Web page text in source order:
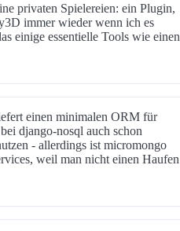
privaten Spielereien: ein Plugin,
immer wieder wenn ich es
einige essentielle Tools wie einen
einen minimalen ORM für
django-nosql auch schon
- allerdings ist micromongo
weil man nicht einen Haufen